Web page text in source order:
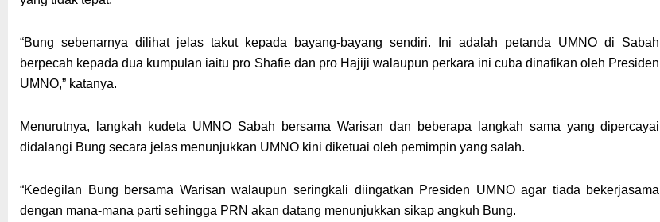
“Bung sebenarnya dilihat jelas takut kepada bayang-bayang sendiri. Ini adalah petanda UMNO di Sabah
berpecah kepada dua kumpulan iaitu pro Shafie dan pro Hajiji walaupun perkara ini cuba dinafikan oleh Presiden
UMNO,” katanya.
Menurutnya, langkah kudeta UMNO Sabah bersama Warisan dan beberapa langkah sama yang dipercayai
didalangi Bung secara jelas menunjukkan UMNO kini diketuai oleh pemimpin yang salah.
“Kedegilan Bung bersama Warisan walaupun seringkali diingatkan Presiden UMNO agar tiada bekerjasama
dengan mana-mana parti sehingga PRN akan datang menunjukkan sikap angkuh Bung.